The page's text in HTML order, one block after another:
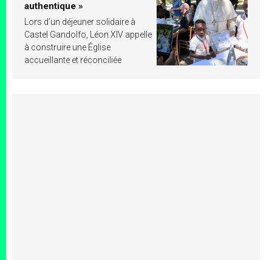
authentique »
Lors d’un déjeuner solidaire à
Castel Gandolfo, Léon XIV appelle
à construire une Église
accueillante et réconciliée